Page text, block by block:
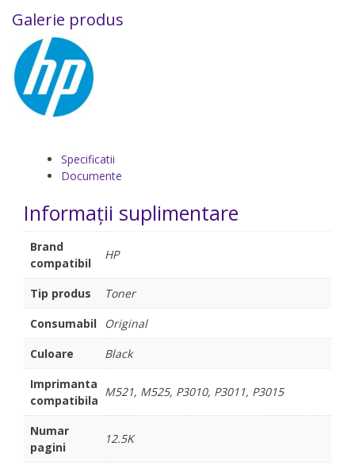
Galerie produs
Specificatii
Documente
Informații suplimentare
Brand
compatibil
HP
Tip produs
Toner
Consumabil
Original
Culoare
Black
Imprimanta
compatibila
M521, M525, P3010, P3011, P3015
Numar
pagini
12.5K